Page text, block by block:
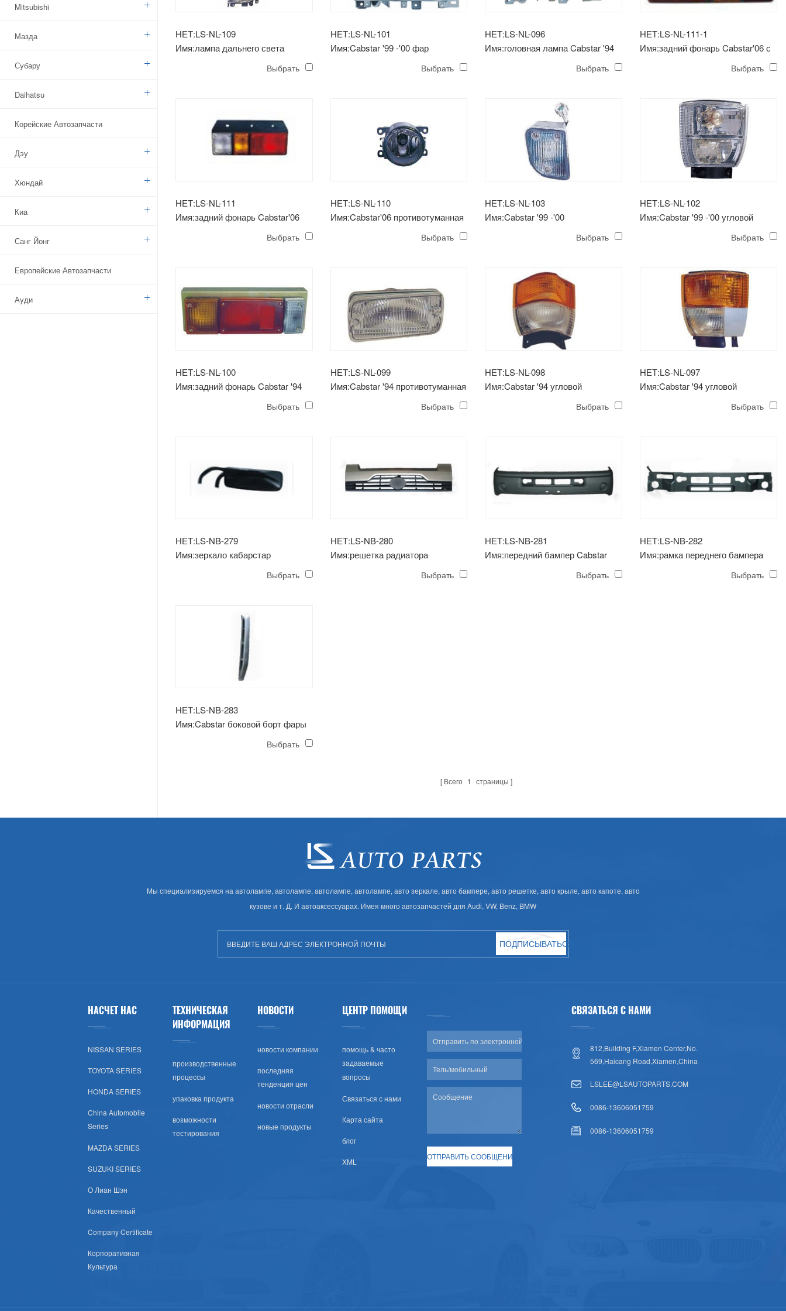
Mitsubishi
Мазда
Субару
Daihatsu
Корейские Автозапчасти
Дэу
Хюндай
Киа
Санг Йонг
Европейские Автозапчасти
Ауди
НЕТ:LS-NL-109
Имя:лампа дальнего света
Выбрать
НЕТ:LS-NL-101
Имя:Cabstar '99 -'00 фар
Выбрать
НЕТ:LS-NL-096
Имя:головная лампа Cabstar '94
Выбрать
НЕТ:LS-NL-111-1
Имя:задний фонарь Cabstar'06 с
Выбрать
НЕТ:LS-NL-111
Имя:задний фонарь Cabstar'06
Выбрать
НЕТ:LS-NL-110
Имя:Cabstar'06 противотуманная
Выбрать
НЕТ:LS-NL-103
Имя:Cabstar '99 -'00
Выбрать
НЕТ:LS-NL-102
Имя:Cabstar '99 -'00 угловой
Выбрать
НЕТ:LS-NL-100
Имя:задний фонарь Cabstar '94
Выбрать
НЕТ:LS-NL-099
Имя:Cabstar '94 противотуманная
Выбрать
НЕТ:LS-NL-098
Имя:Cabstar '94 угловой
Выбрать
НЕТ:LS-NL-097
Имя:Cabstar '94 угловой
Выбрать
НЕТ:LS-NB-279
Имя:зеркало кабарстар
Выбрать
НЕТ:LS-NB-280
Имя:решетка радиатора
Выбрать
НЕТ:LS-NB-281
Имя:передний бампер Cabstar
Выбрать
НЕТ:LS-NB-282
Имя:рамка переднего бампера
Выбрать
НЕТ:LS-NB-283
Имя:Cabstar боковой борт фары
Выбрать
Всего 1 страницы
Мы специализируемся на автолампе, автолампе, автолампе, автолампе, авто зеркале, авто бампере, авто решетке, авто крыле, авто капоте, авто
кузове и т. Д. И автоаксессуарах. Имея много автозапчастей для Audi, VW, Benz, BMW
ПОДПИСЫВАТЬСЯ
НАСЧЕТ НАС
NISSAN SERIES
TOYOTA SERIES
HONDA SERIES
China Automobile
Series
MAZDA SERIES
SUZUKI SERIES
О Лиан Шэн
Качественный
Company Certificate
Корпоративная
Культура
ТЕХНИЧЕСКАЯ
ИНФОРМАЦИЯ
производственные
процессы
упаковка продукта
возможности
тестирования
НОВОСТИ
новости компании
последняя
тенденция цен
новости отрасли
новые продукты
ЦЕНТР ПОМОЩИ
помощь & часто
задаваемые
вопросы
Связаться с нами
Карта сайта
блог
XML
СВЯЗАТЬСЯ С НАМИ
812,Building F,Xiamen Center,No.
569,Haicang Road,Xiamen,China
LSLEE@LSAUTOPARTS.COM
0086-13606051759
0086-13606051759